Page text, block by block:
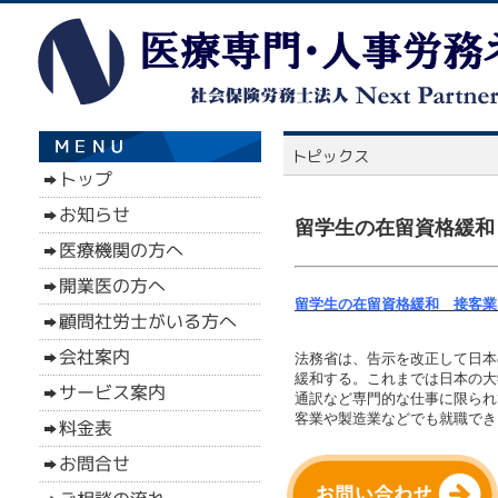
留学生の在留資格緩
留学生の在留資格緩和 接客
法務省は、告示を改正して日
緩和する。これまでは日本の
通訳など専門的な仕事に限ら
客業や製造業などでも就職で